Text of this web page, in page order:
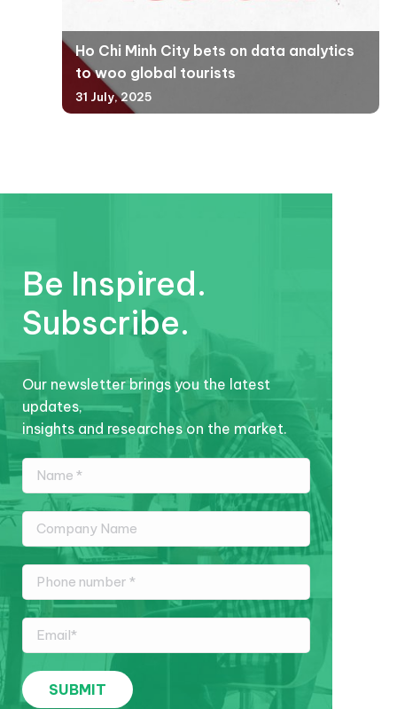
Ho Chi Minh City bets on data analytics
to woo global tourists
31 July, 2025
Be Inspired.
Subscribe.
Our newsletter brings you the latest
updates,
insights and researches on the market.